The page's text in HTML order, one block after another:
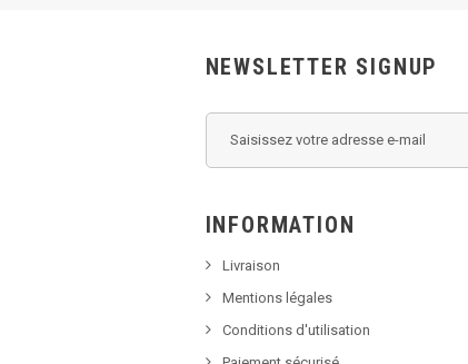
NEWSLETTER SIGNUP
INFORMATION
Livraison
Mentions légales
Conditions d'utilisation